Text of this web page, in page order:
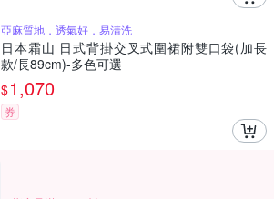
亞麻質地，透氣好，易清洗
日本霜山 日式背掛交叉式圍裙附雙口袋(加長
款/長89cm)-多色可選
$1,070
券